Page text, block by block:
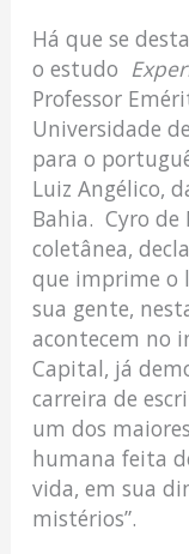
Há que se
o estudo
Professor
Universidade
para o
Luiz Angélico,
Bahia. Cyro
coletânea,
que imprime o
sua gente,
acontecem no
Capital, já
carreira de
um dos
humana feita
vida, em sua
mistérios”.